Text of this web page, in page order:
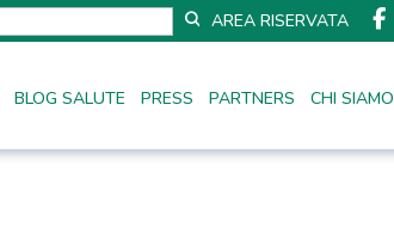
AREA RISERVATA
BLOG SALUTE PRESS PARTNERS CHI SIAMO